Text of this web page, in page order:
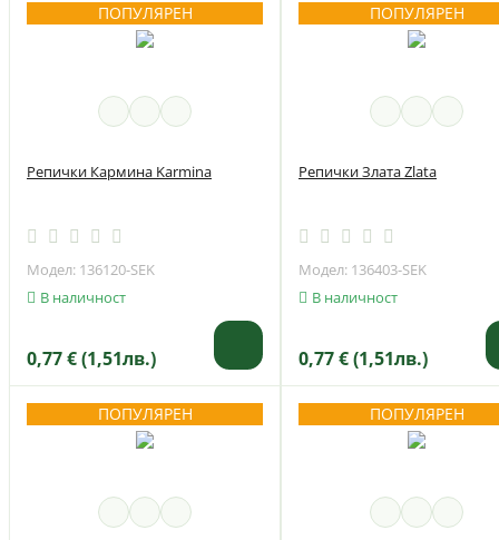
ПОПУЛЯРЕН
Репички Кармина Karmina
Модел: 136120-SEK
В наличност
0,77 € (1,51лв.)
ПОПУЛЯРЕН
Репички Злата Zlata
Модел: 136403-SEK
В наличност
0,77 € (1,51лв.)
ПОПУЛЯРЕН ПОПУЛЯРЕН